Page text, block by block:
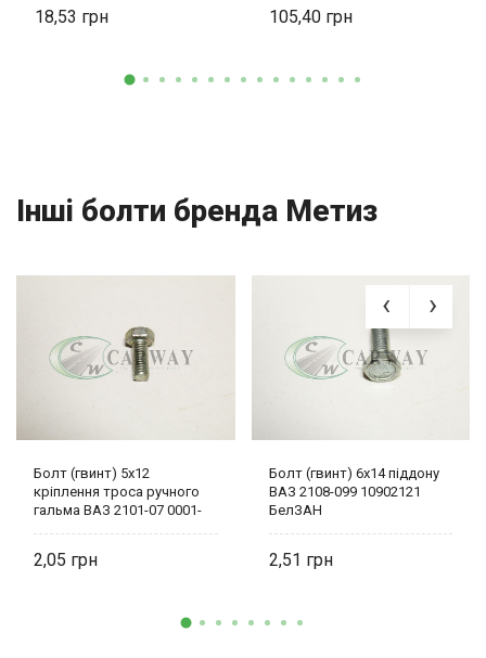
18,53 105,40
Інші болти бренда Метиз
Болт (гвинт) 5х12
кріплення троса ручного
гальма ВАЗ 2101-07 0001-
2,05
Болт (гвинт) 6х14 піддону
ВАЗ 2108-099 10902121
БелЗАН
2,51